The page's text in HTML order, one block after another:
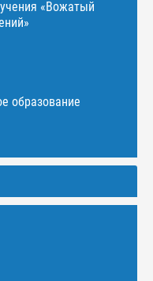
«Вожатый
образование